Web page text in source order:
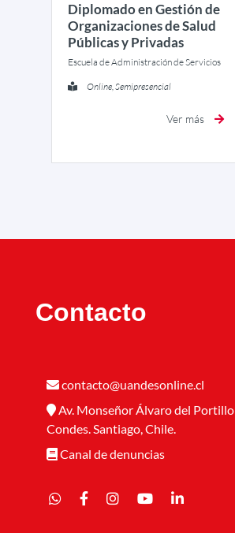
Diplomado en Gestión de
Organizaciones de Salud
Públicas y Privadas
Escuela de Administración de Servicios
Online, Semipresencial
Ver más
Contacto
contacto@uandesonline.cl
Av. Monseñor Álvaro del Portillo
Condes. Santiago, Chile.
Canal de denuncias